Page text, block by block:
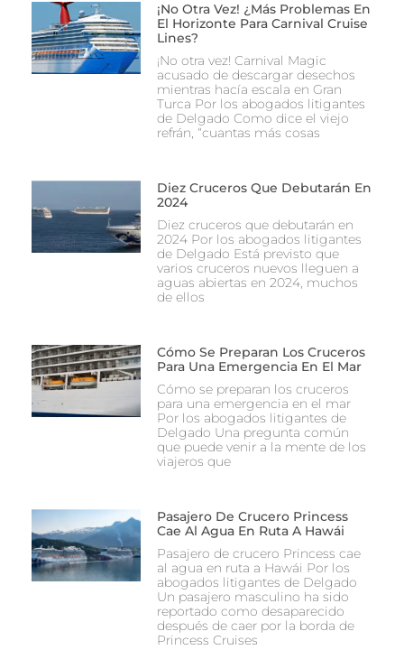
¡No Otra Vez! ¿Más Problemas En
El Horizonte Para Carnival Cruise
Lines?
¡No otra vez! Carnival Magic
acusado de descargar desechos
mientras hacía escala en Gran
Turca Por los abogados litigantes
de Delgado Como dice el viejo
refrán, “cuantas más cosas
Diez Cruceros Que Debutarán En
2024
Diez cruceros que debutarán en
2024 Por los abogados litigantes
de Delgado Está previsto que
varios cruceros nuevos lleguen a
aguas abiertas en 2024, muchos
de ellos
Cómo Se Preparan Los Cruceros
Para Una Emergencia En El Mar
Cómo se preparan los cruceros
para una emergencia en el mar
Por los abogados litigantes de
Delgado Una pregunta común
que puede venir a la mente de los
viajeros que
Pasajero De Crucero Princess
Cae Al Agua En Ruta A Hawái
Pasajero de crucero Princess cae
al agua en ruta a Hawái Por los
abogados litigantes de Delgado
Un pasajero masculino ha sido
reportado como desaparecido
después de caer por la borda de
Princess Cruises